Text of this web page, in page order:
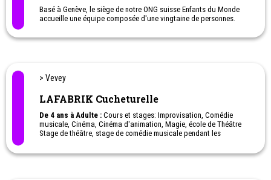
Basé à Genève, le siège de notre ONG suisse Enfants du Monde
accueille une équipe composée d'une vingtaine de personnes.
Chaque année, 60 millions d’enfants dans le monde ne peuvent
C’est à cette réalité qu’Enfants du Monde, avec l’appui de la
Depuis 2012, notre ONG propose aux écoles de Suisse romande et
l’Education».
Au fil de ses différentes éditions, notre projet «Une Chanson pour
problématiques liées aux droits de l'enfant et en particulier au
> Vevey
LAFABRIK Cucheturelle
De 4 ans à Adulte : Cours et stages: Improvisation, Comédie
musicale, Cinéma, Cinéma d'animation, Magie, école de Théâtre
Stage de théâtre, stage de comédie musicale pendant les